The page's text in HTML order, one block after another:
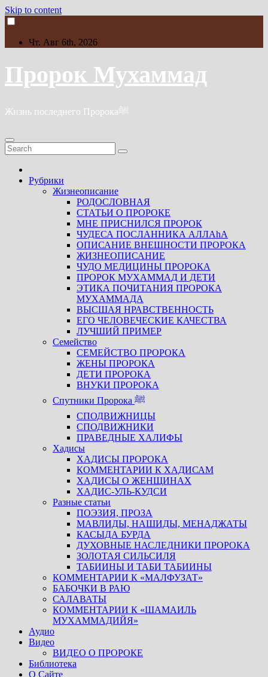
Skip to content
Чт. Авг 6th, 2026
Пророк Мухаммад
Жизнь последнего Пророкаﷺ
Рубрики
Жизнеописание
РОДОСЛОВНАЯ
СТАТЬИ О ПРОРОКЕ
МНЕ ПРИСНИЛСЯ ПРОРОК
ЧУДЕСА ПОСЛАННИКА АЛЛАhА
ОПИСАНИЕ ВНЕШНОСТИ ПРОРОКА
ЖИЗНЕОПИСАНИЕ
ЧУДО МЕДИЦИНЫ ПРОРОКА
ПРОРОК МУХАММАД И ДЕТИ
ЭТИКА ПОЧИТАНИЯ ПРОРОКА
МУХАММАДА
ВЫСШАЯ НРАВСТВЕННОСТЬ
ЕГО ЧЕЛОВЕЧЕСКИЕ КАЧЕСТВА
ЛУЧШИЙ ПРИМЕР
Семейство
СЕМЕЙСТВО ПРОРОКА
ЖЕНЫ ПРОРОКА
ДЕТИ ПРОРОКА
ВНУКИ ПРОРОКА
Спутники Пророка ﷺ
СПОДВИЖНИЦЫ
СПОДВИЖНИКИ
ПРАВЕДНЫЕ ХАЛИФЫ
Хадисы
ХАДИСЫ ПРОРОКА
КОММЕНТАРИИ К ХАДИСАМ
ХАДИСЫ О ЖЕНЩИНАХ
ХАДИС-УЛЬ-КУДСИ
Разные статьи
ПОЭЗИЯ, ПРОЗА
МАВЛИДЫ, НАШИДЫ, МЕНАДЖАТЫ
КАСЫДА БУРДА
ДУХОВНЫЕ НАСЛЕДНИКИ ПРОРОКА
ЗОЛОТАЯ СИЛЬСИЛЯ
ТАБИИНЫ И ТАБИ ТАБИИНЫ
КОММЕНТАРИИ К «МАЛФУЗАТ»
БАБОЧКИ В РАЮ
САЛАВАТЫ
КОММЕНТАРИИ К «ШАМАИЛЬ
МУХАММАДИЙЯ»
Аудио
Видео
ВИДЕО О ПРОРОКЕ
Библиотека
О Сайте